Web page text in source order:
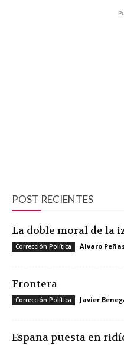
POST RECIENTES
La doble moral de la
Corrección Política Álvaro
Frontera
Corrección Política Javier
España puesta en